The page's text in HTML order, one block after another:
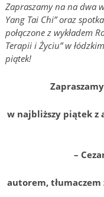
Zapraszamy na na dwa
Yang Tai Chi” oraz
połączone z wykładem
Terapii i Życiu” w
piątek!
w najbliższy piątek z
–
autorem,